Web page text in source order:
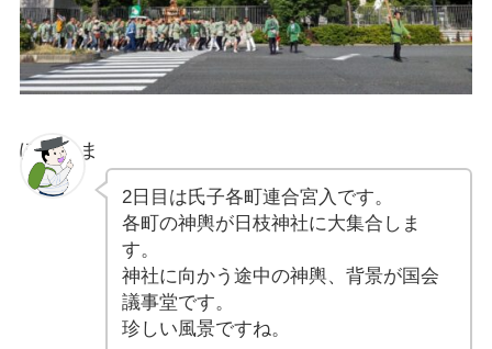
ぽちゃま
2日目は氏子各町連合宮入です。
各町の神輿が日枝神社に大集合しま
す。
神社に向かう途中の神輿、背景が国会
議事堂です。
珍しい風景ですね。